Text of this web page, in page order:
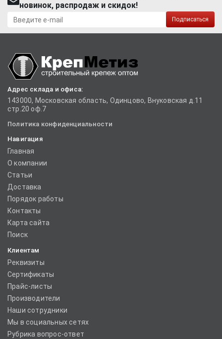
новинок, распродаж и скидок!
Подписаться
Адрес склада и офиса:
143000, Московская область, Одинцово, Внуковская д.11
стр.20 оф.7
Политика конфиденциальности
Навигация
Главная
О компании
Статьи
Доставка
Порядок работы
Контакты
Карта сайта
Поиск
Клиентам
Реквизиты
Сертификаты
Прайс-листы
Производители
Наши сотрудники
Мы в социальных сетях
Рубрика вопрос-ответ